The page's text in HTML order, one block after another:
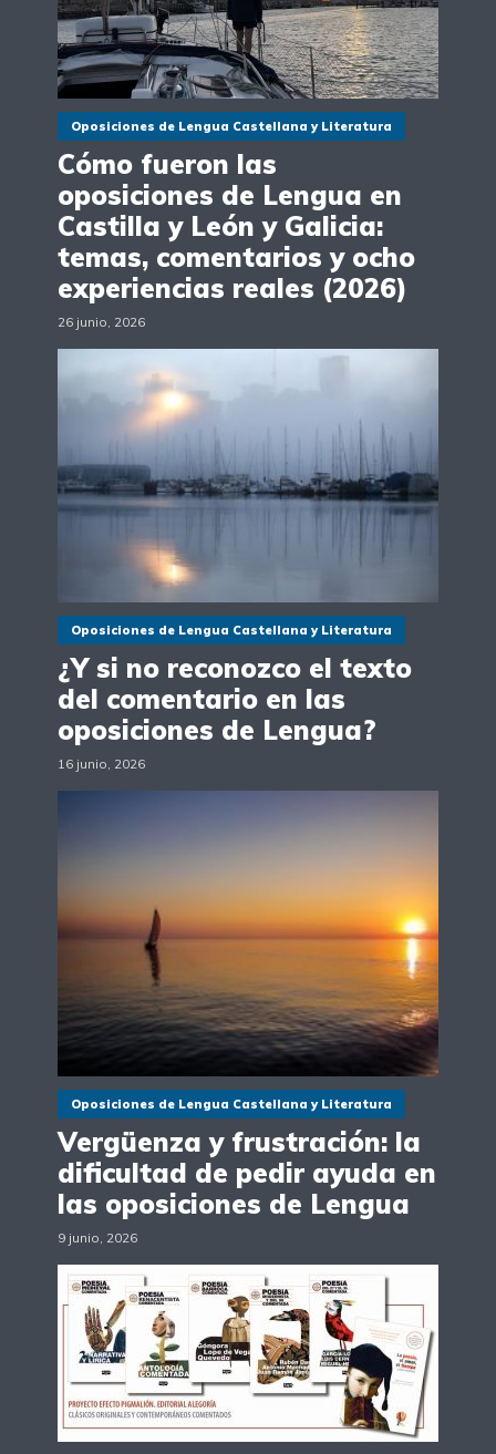
Oposiciones de Lengua Castellana y Literatura
Cómo fueron las
oposiciones de Lengua en
Castilla y León y Galicia:
temas, comentarios y ocho
experiencias reales (2026)
26 junio, 2026
Oposiciones de Lengua Castellana y Literatura
¿Y si no reconozco el texto
del comentario en las
oposiciones de Lengua?
16 junio, 2026
Oposiciones de Lengua Castellana y Literatura
Vergüenza y frustración: la
dificultad de pedir ayuda en
las oposiciones de Lengua
9 junio, 2026